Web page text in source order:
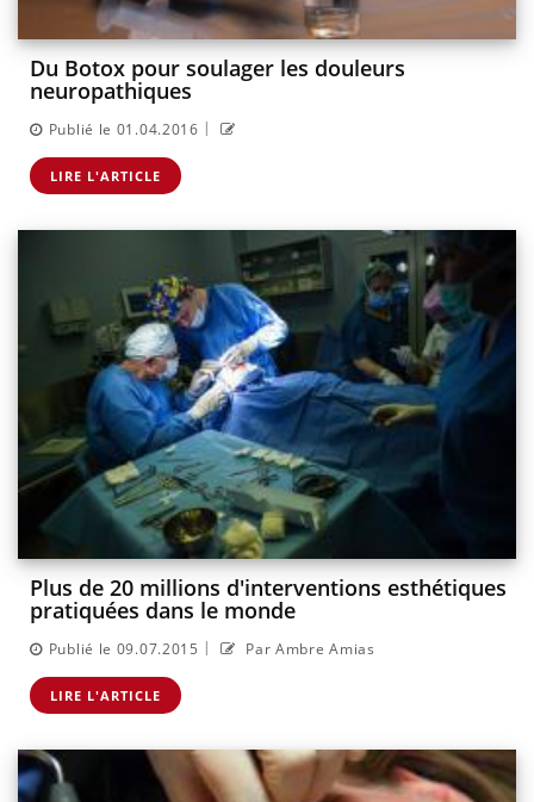
Du Botox pour soulager les douleurs
neuropathiques
Publié le 01.04.2016 |
LIRE L'ARTICLE
Plus de 20 millions d'interventions esthétiques
pratiquées dans le monde
Publié le 09.07.2015 | Par Ambre Amias
LIRE L'ARTICLE